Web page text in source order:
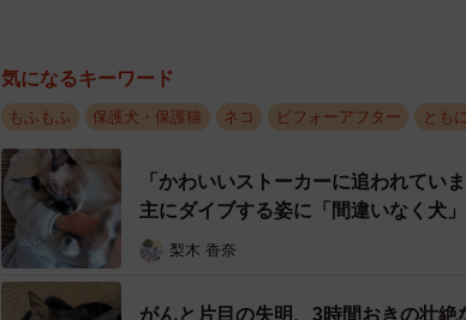
保護から2カ月経ったころ、安心した表情で横になるぴ
保護当初、ぴーちゃんが見せたある行動が飼い主さん
気になるキーワード
もふもふ 保護犬・保護猫 ネコ ビフォーアフター とも
「かわいいストーカーに追われて
主にダイブする姿に「間違いなく犬
梨木 香奈
がんと片目の失明、3時間おきの壮